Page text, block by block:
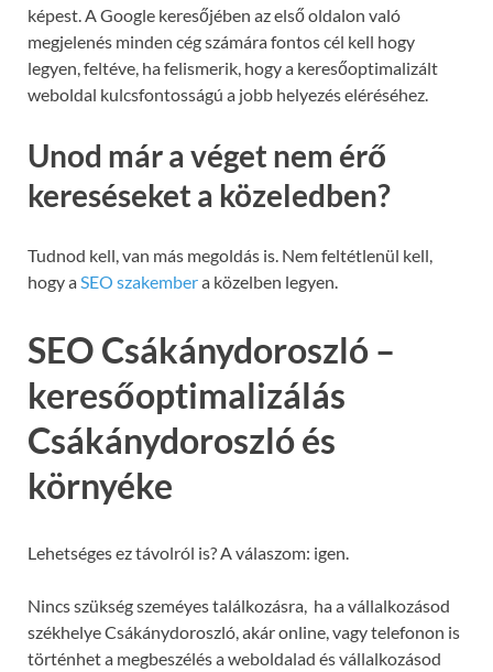
képest. A Google keresőjében az első oldalon való
megjelenés minden cég számára fontos cél kell hogy
legyen, feltéve, ha felismerik, hogy a keresőoptimalizált
weboldal kulcsfontosságú a jobb helyezés eléréséhez.
Unod már a véget nem érő
kereséseket a közeledben?
Tudnod kell, van más megoldás is. Nem feltétlenül kell,
hogy aSEO szakembera közelben legyen.
SEO Csákánydoroszló –
keresőoptimalizálás
Csákánydoroszló és
környéke
Lehetséges ez távolról is? A válaszom: igen.
Nincs szükség szeméyes találkozásra, ha a vállalkozásod
székhelye Csákánydoroszló, akár online, vagy telefonon is
történhet a megbeszélés a weboldalad és vállalkozásod